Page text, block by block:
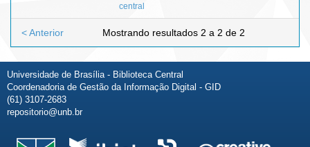
central
Mostrando resultados 2 a 2 de 2
< Anterior
Universidade de Brasília - Biblioteca Central
Coordenadoria de Gestão da Informação Digital - GID
(61) 3107-2683
repositorio@unb.br